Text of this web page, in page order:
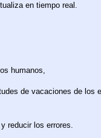
en tiempo real.
humanos,
de vacaciones de los
reducir los errores.